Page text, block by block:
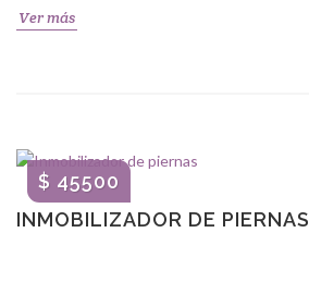
Ver más
INMOBILIZADOR DE PIERNAS
$ 45500